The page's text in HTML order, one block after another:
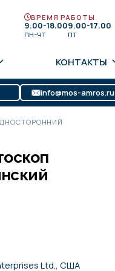
ВРЕМЯ РАБОТЫ
9.00-18.00
пн-чт
9.00-17.00
пт
КОНТАКТЫ
info@mos-amros.ru
Ltd., США